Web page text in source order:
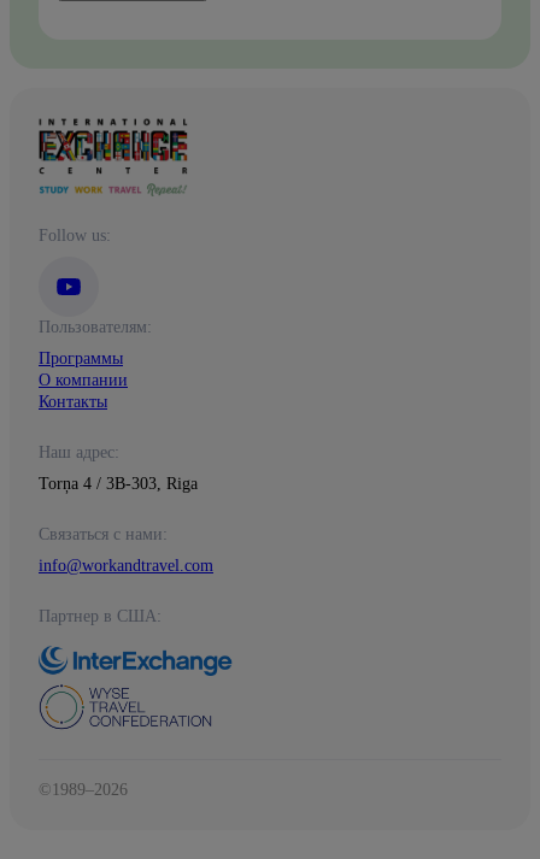
Follow us:
Пользователям:
Программы
О компании
Контакты
Наш адрес:
Torņa 4 / 3B-303, Riga
Связаться с нами:
info@workandtravel.com
Партнер в США:
©1989–2026